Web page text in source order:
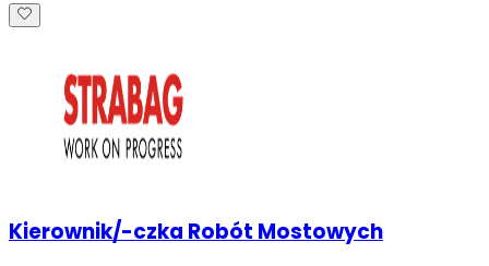
Kierownik/-czka Robót Mostowych